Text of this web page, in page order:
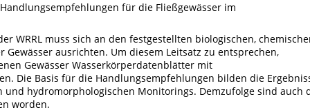
für die Fließgewässer im
WRRL muss sich an den festgestellten biologischen,
ausrichten. Um diesem Leitsatz zu entsprechen,
Gewässer Wasserkörperdatenblätter mit
Die Basis für die Handlungsempfehlungen bilden die
und hydromorphologischen Monitorings. Demzufolge sind auch
worden.